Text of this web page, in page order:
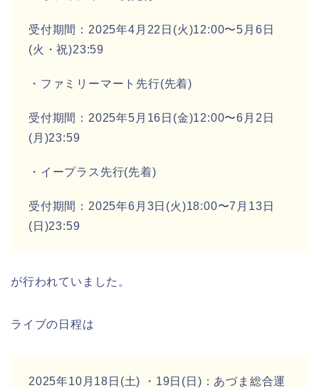
受付期間：2025年4月22日(火)12:00〜5月6日
(火・祝)23:59
・ファミリーマート先行(先着)
受付期間：2025年5月16日(金)12:00〜6月2日
(月)23:59
・イープラス先行(先着)
受付期間：2025年6月3日(火)18:00〜7月13日
(日)23:59
が行われていました。
ライブの日程は
2025年10月18日(土) ・19日(日)：あづま総合運